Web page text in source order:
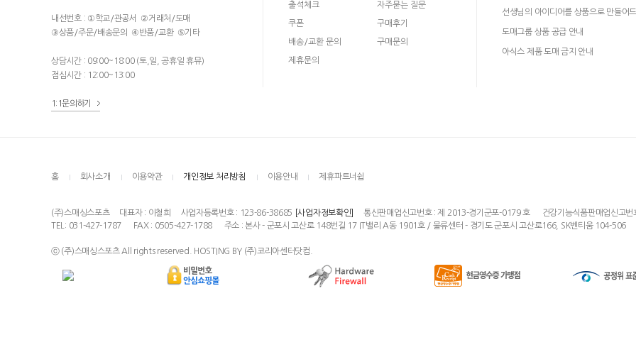
내선번호 : ①학교/관공서 ②거래처/도매
③상품/주문/배송문의 ④반품/교환 ⑤기타
상담시간 : 09:00~18:00 (토,일, 공휴일 휴뮤)
점심시간 : 12:00~13:00
1:1문의하기
출석체크
쿠폰
배송/교환 문의
제휴문의
자주묻는 질문
구매후기
구매문의
선생님의 아이디어를 상품으로 만들어
다!
도매그룹 상품 공급 안내
아식스 제품 도매 금지 안내
홈 회사소개 이용약관 개인정보 처리방침 이용안내 제휴파트너쉽
(주)스매싱스포츠 대표자 : 이철희 사업자등록번호 : 123-86-38685 [사업자정보확인] 통신판매업신고번호 : 제 2013-경기군포-0179 호
건강기능식품판매업신고
TEL: 031-427-1787
FAX : 0505-427-1788 주소 : 본사 - 군포시 고산로 148번길 17 IT밸리 A동 1901호 / 물류센터 - 경기도 군포시 고산로166, SK벤티움 104-506
ⓒ (주)스매싱스포츠 All rights reserved. HOSTING BY (주)코리아센터닷컴.